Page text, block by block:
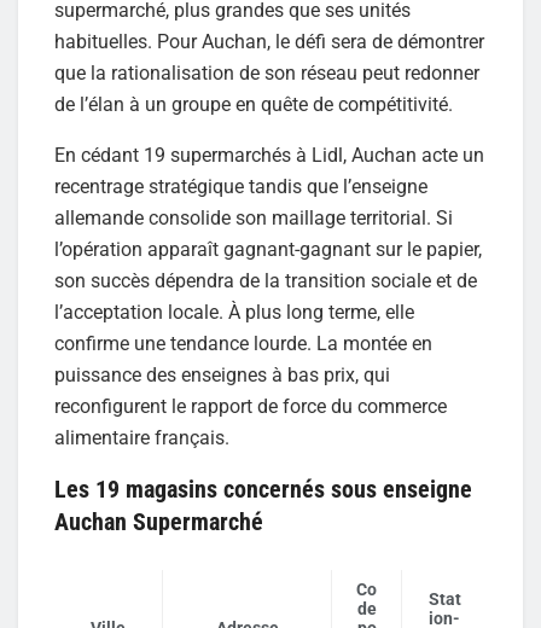
supermarché, plus grandes que ses unités
habituelles. Pour Auchan, le défi sera de démontrer
que la rationalisation de son réseau peut redonner
de l’élan à un groupe en quête de compétitivité.
En cédant 19 supermarchés à Lidl, Auchan acte un
recentrage stratégique tandis que l’enseigne
allemande consolide son maillage territorial. Si
l’opération apparaît gagnant-gagnant sur le papier,
son succès dépendra de la transition sociale et de
l’acceptation locale. À plus long terme, elle
confirme une tendance lourde. La montée en
puissance des enseignes à bas prix, qui
reconfigurent le rapport de force du commerce
alimentaire français.
Les 19 magasins concernés sous enseigne
Auchan Supermarché
Co
de
Stat
ion-